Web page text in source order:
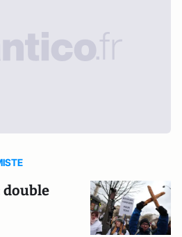
double